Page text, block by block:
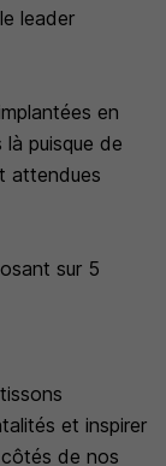
leader
en
puisque de
attendues
sur 5
et inspirer
de nos